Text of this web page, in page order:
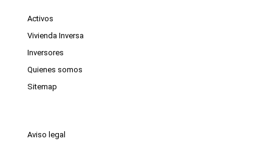
Activos
Vivienda Inversa
Inversores
Quienes somos
Sitemap
Aviso legal